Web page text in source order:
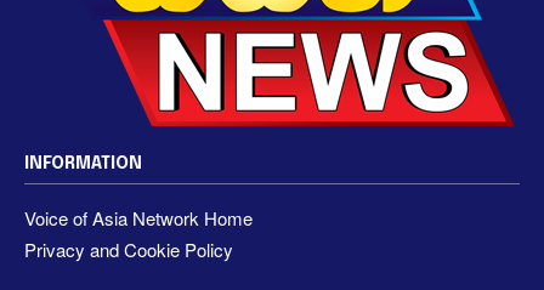
INFORMATION
Voice of Asia Network Home
Privacy and Cookie Policy